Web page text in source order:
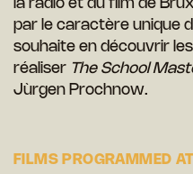
la radio et du film de
par le caractère unique
souhaite en découvrir
réaliser The School
Jùrgen Prochnow.
FILMS PROGRAMMED